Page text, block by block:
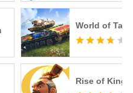
World of
Rise of